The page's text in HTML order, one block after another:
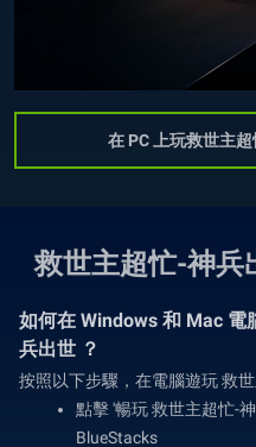
在 PC 上玩救世主
救世主超忙-神兵
如何在 Windows 和 Mac 電
兵出世 ？
按照以下步驟，在電腦遊玩 救
點擊 '暢玩 救世主超忙-
BlueStacks